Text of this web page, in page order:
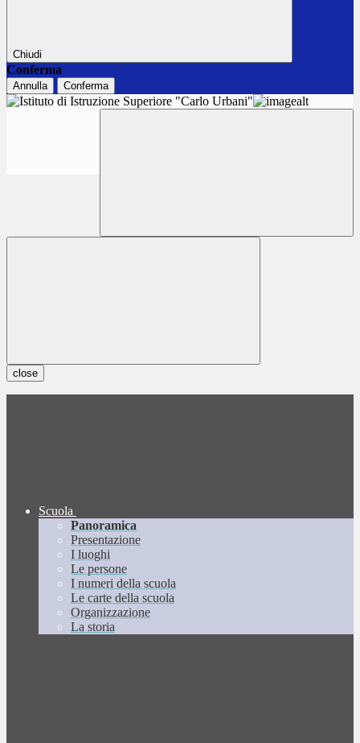
Chiudi
Conferma
Annulla Conferma
close
Scuola
Panoramica
Presentazione
I luoghi
Le persone
I numeri della scuola
Le carte della scuola
Organizzazione
La storia